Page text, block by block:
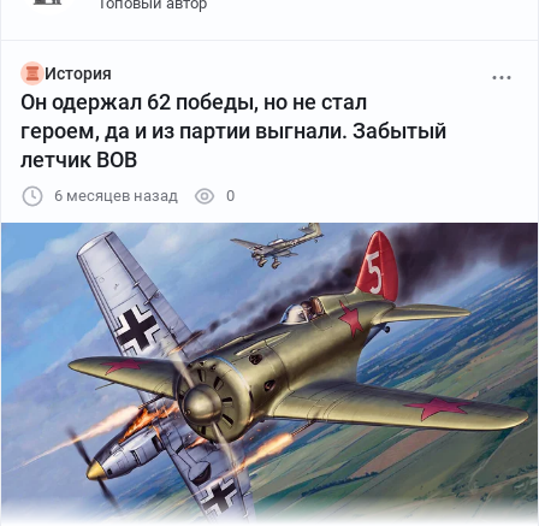
История
Он одержал 62 победы, но не стал
героем, да и из партии выгнали. Забытый
летчик ВОВ
6 месяцев назад 0